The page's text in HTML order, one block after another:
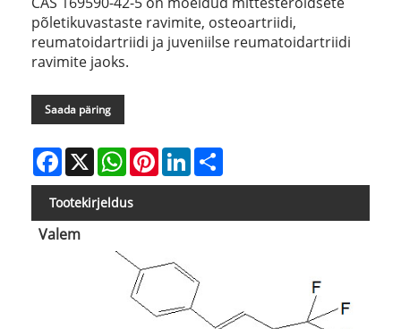
põletikuvastaste ravimite, osteoartriidi,
reumatoidartriidi ja juveniilse reumatoidartriidi
ravimite jaoks.
Saada päring
Facebook
X WhatsAppPinterestLinkedIn
Tootekirjeldus
Valem